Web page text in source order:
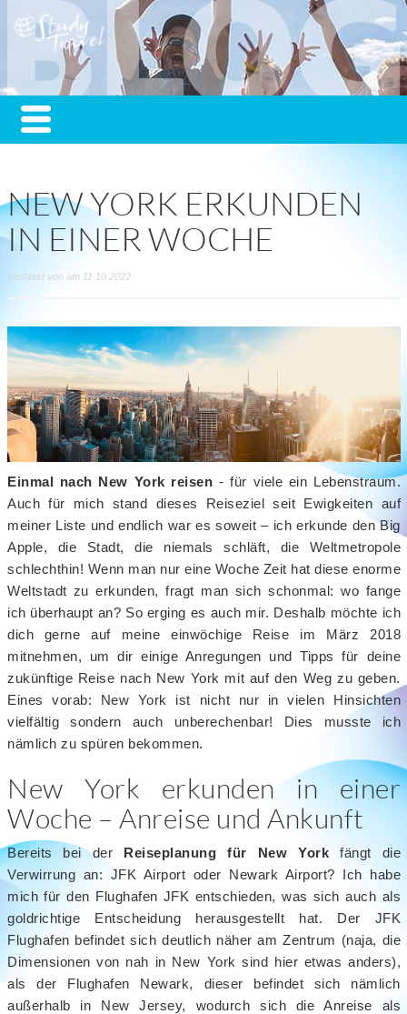
NEW YORK ERKUNDEN
IN EINER WOCHE
Verfasst von am 11 10 2022
Einmal nach New York reisen - für viele ein Lebenstraum.
Auch für mich stand dieses Reiseziel seit Ewigkeiten auf
meiner Liste und endlich war es soweit – ich erkunde den Big
Apple, die Stadt, die niemals schläft, die Weltmetropole
schlechthin! Wenn man nur eine Woche Zeit hat diese enorme
Weltstadt zu erkunden, fragt man sich schonmal: wo fange
ich überhaupt an? So erging es auch mir. Deshalb möchte ich
dich gerne auf meine einwöchige Reise im März 2018
mitnehmen, um dir einige Anregungen und Tipps für deine
zukünftige Reise nach New York mit auf den Weg zu geben.
Eines vorab: New York ist nicht nur in vielen Hinsichten
vielfältig sondern auch unberechenbar! Dies musste ich
nämlich zu spüren bekommen.
New York erkunden in einer
Woche – Anreise und Ankunft
Bereits bei der Reiseplanung für New York fängt die
Verwirrung an: JFK Airport oder Newark Airport? Ich habe
mich für den Flughafen JFK entschieden, was sich auch als
goldrichtige Entscheidung herausgestellt hat. Der JFK
Flughafen befindet sich deutlich näher am Zentrum (naja, die
Dimensionen von nah in New York sind hier etwas anders),
als der Flughafen Newark, dieser befindet sich nämlich
außerhalb in New Jersey, wodurch sich die Anreise als